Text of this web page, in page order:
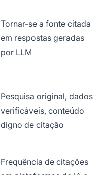
Tornar-se a fonte citada
em respostas geradas
por LLM
Pesquisa original, dados
verificáveis, conteúdo
digno de citação
Frequência de citações